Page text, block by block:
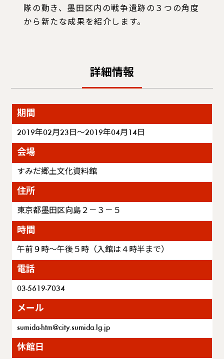
隊の動き、墨田区内の戦争遺跡の３つの角度
から新たな成果を紹介します。
詳細情報
期間
2019年02月23日～2019年04月14日
会場
すみだ郷土文化資料館
住所
東京都墨田区向島２－３－５
時間
午前９時～午後５時（入館は４時半まで）
電話
03-5619-7034
メール
sumida-htm@city.sumida.lg.jp
休館日